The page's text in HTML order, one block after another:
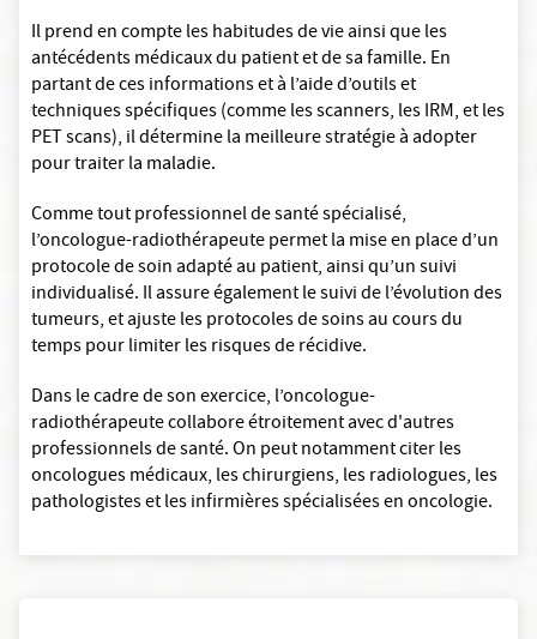
Il prend en compte les habitudes de vie ainsi que les
antécédents médicaux du patient et de sa famille. En
partant de ces informations et à l’aide d’outils et
techniques spécifiques (comme les scanners, les IRM, et les
PET scans), il détermine la meilleure stratégie à adopter
pour traiter la maladie.
Comme tout professionnel de santé spécialisé,
l’oncologue-radiothérapeute permet la mise en place d’un
protocole de soin adapté au patient, ainsi qu’un suivi
individualisé. Il assure également le suivi de l’évolution des
tumeurs, et ajuste les protocoles de soins au cours du
temps pour limiter les risques de récidive.
Dans le cadre de son exercice, l’oncologue-
radiothérapeute collabore étroitement avec d'autres
professionnels de santé. On peut notamment citer les
oncologues médicaux, les chirurgiens, les radiologues, les
pathologistes et les infirmières spécialisées en oncologie.